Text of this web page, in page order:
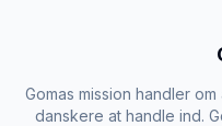
Gomas mission handler
danskere at handle ind.